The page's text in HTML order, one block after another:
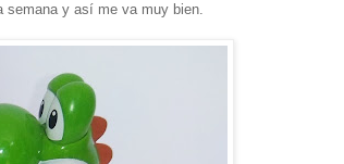
semana y así me va muy bien.